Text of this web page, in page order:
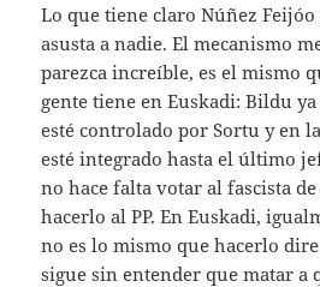
Lo que tiene claro Núñez Feijóo
asusta a nadie. El mecanismo
parezca increíble, es el mismo
gente tiene en Euskadi: Bildu
esté controlado por Sortu y en
esté integrado hasta el último
no hace falta votar al fascista
hacerlo al PP. En Euskadi,
no es lo mismo que hacerlo
sigue sin entender que matar a